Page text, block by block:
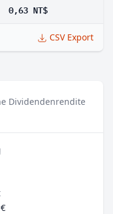
0,63 NT$
CSV Export
Dividendenrendite